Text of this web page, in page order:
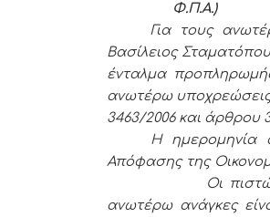
Φ.Π.Α.)
Για τους
Βασίλειος
ένταλμα
ανωτέρω
3463/2006 και άρθρου
Η ημερομηνία
Απόφασης της
Οι
ανωτέρω ανάγκες